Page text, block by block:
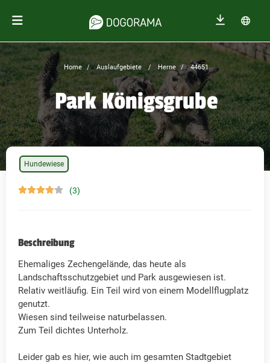
Home Auslaufgebiete Herne 44651
Park Königsgrube
(3)
Hundewiese
Beschreibung
Ehemaliges Zechengelände, das heute als
Landschaftsschutzgebiet und Park ausgewiesen ist.
Relativ weitläufig. Ein Teil wird von einem Modellflugplatz
genutzt.
Wiesen sind teilweise naturbelassen.
Zum Teil dichtes Unterholz.
Leider gab es hier, wie auch im gesamten Stadtgebiet